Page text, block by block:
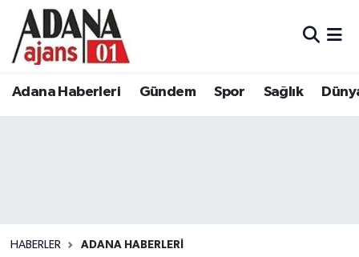
Adana Haberleri Gündem Spor Sağlık
HABERLER ADANA HABERLERI
Adana Haberleri
Adana Nöbetçi Eczaneler